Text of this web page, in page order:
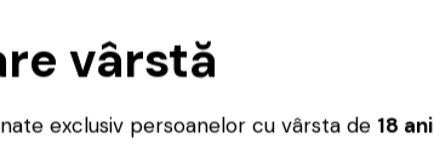
vârstă
exclusiv persoanelor cu vârsta de 18 ani